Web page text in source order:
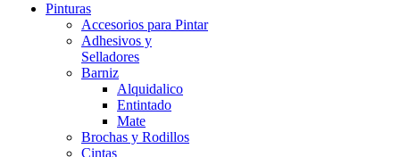
Pinturas
Accesorios para Pintar
Adhesivos y
Selladores
Barniz
Alquidalico
Entintado
Mate
Brochas y Rodillos
Cintas